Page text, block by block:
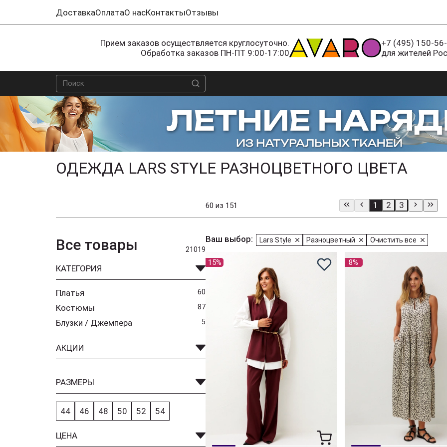
ДоставкаОплатаО насКонтактыОтзывы
Прием заказов осуществляется круглосуточно.
Обработка заказов ПН-ПТ 9:00-17:00
+7 (495) 150-
для жителей
ОДЕЖДА LARS STYLE РАЗНОЦВЕТНОГО ЦВЕТА
60 из 151 1 2 3
Все товары 21019
КАТЕГОРИЯ
Платья 60
Костюмы 87
Блузки / Джемпера 5
АКЦИИ
РАЗМЕРЫ
44 46 48 50 52 54
ЦЕНА
Ваш выбор: Lars Style Разноцветный Очистить все
15% 8%